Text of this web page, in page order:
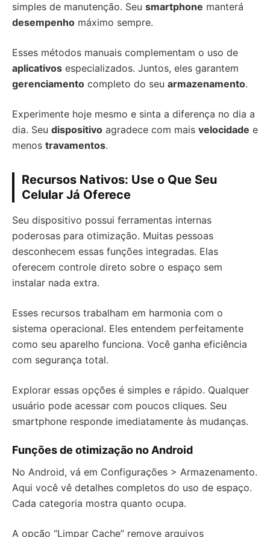
simples de manutenção. Seu smartphone manterá
desempenho máximo sempre.
Esses métodos manuais complementam o uso de
aplicativos especializados. Juntos, eles garantem
gerenciamento completo do seu armazenamento.
Experimente hoje mesmo e sinta a diferença no dia a
dia. Seu dispositivo agradece com mais velocidade e
menos travamentos.
Recursos Nativos: Use o Que Seu
Celular Já Oferece
Seu dispositivo possui ferramentas internas
poderosas para otimização. Muitas pessoas
desconhecem essas funções integradas. Elas
oferecem controle direto sobre o espaço sem
instalar nada extra.
Esses recursos trabalham em harmonia com o
sistema operacional. Eles entendem perfeitamente
como seu aparelho funciona. Você ganha eficiência
com segurança total.
Explorar essas opções é simples e rápido. Qualquer
usuário pode acessar com poucos cliques. Seu
smartphone responde imediatamente às mudanças.
Funções de otimização no Android
No Android, vá em Configurações > Armazenamento.
Aqui você vê detalhes completos do uso de espaço.
Cada categoria mostra quanto ocupa.
A opção “Limpar Cache” remove arquivos